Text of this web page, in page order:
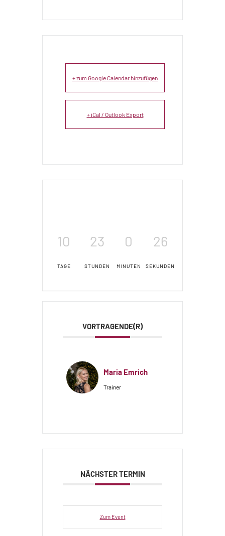
+ zum Google Calendar hinzufügen
+ iCal / Outlook Export
10
TAGE
23
STUNDEN
0
MINUTEN
25
SEKUNDEN
VORTRAGENDE(R)
Maria Emrich
Trainer
NÄCHSTER TERMIN
Zum Event